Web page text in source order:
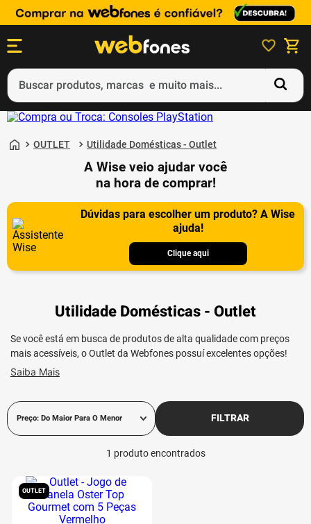
Buscar produtos, marcas e muito mais...
OUTLET Utilidade Domésticas - Outlet
A Wise veio ajudar você
na hora de comprar!
Dúvidas para escolher um produto? A Wise
ajuda!
Clique aqui
Utilidade Domésticas - Outlet
Se você está em busca de produtos de alta qualidade com preços
mais acessíveis, o Outlet da Webfones possuí excelentes opções!
Saiba Mais
Preço: Do Maior Para O Menor FILTRAR
1 produto
OUTLET
Termos mais buscados
1º
ps5
4
smartphone
5º notebook